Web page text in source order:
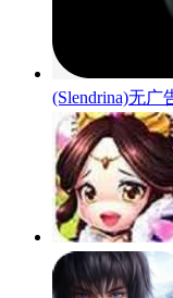
(Slendrina)无广